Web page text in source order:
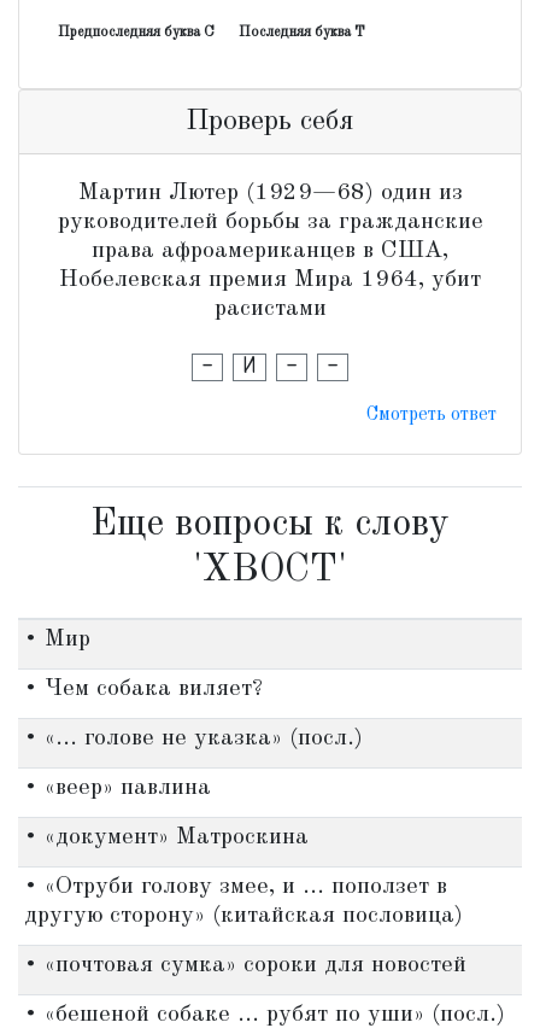
Предпоследняя буква С Последняя буква Т
Проверь себя
Мартин Лютер (1929—68) один из
руководителей борьбы за гражданские
права афроамериканцев в США,
Нобелевская премия Мира 1964, убит
расистами
- И - -
Смотреть ответ
Еще вопросы к слову
'ХВОСТ'
• Мир
• Чем собака виляет?
• «... голове не указка» (посл.)
• «веер» павлина
• «документ» Матроскина
• «Отруби голову змее, и ... поползет в
другую сторону» (китайская пословица)
• «почтовая сумка» сороки для новостей
• «бешеной собаке ... рубят по уши» (посл.)